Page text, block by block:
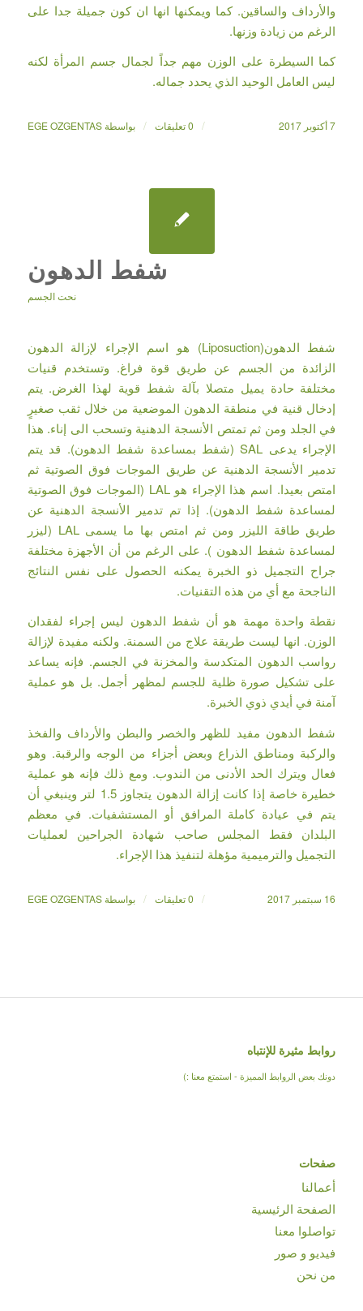
والأرداف والساقين. كما ويمكنها انها ان كون جميلة جدا على
الرغم من زيادة وزنها.
كما السيطرة على الوزن مهم جداً لجمال جسم المرأة لكنه
ليس العامل الوحيد الذي يحدد جماله.
7 أكتوبر 2017 / 0 تعليقات / بواسطةEGE OZGENTAS
شفط الدهون
نحت الجسم
شفط الدهون(Liposuction) هو اسم الإجراء لإزالة الدهون
الزائدة من الجسم عن طريق قوة فراغ. وتستخدم قنيات
مختلفة حادة يميل متصلا بآلة شفط قوية لهذا الغرض. يتم
إدخال قنية في منطقة الدهون الموضعية من خلال ثقب صغيرٍ
في الجلد ومن ثم تمتص الأنسجة الدهنية وتسحب الى إناء. هذا
الإجراء يدعى SAL (شفط بمساعدة شفط الدهون). قد يتم
تدمير الأنسجة الدهنية عن طريق الموجات فوق الصوتية ثم
امتص بعيدا. اسم هذا الإجراء هو LAL (الموجات فوق الصوتية
لمساعدة شفط الدهون). إذا تم تدمير الأنسجة الدهنية عن
طريق طاقة الليزر ومن ثم امتص بها ما يسمى LAL (ليزر
لمساعدة شفط الدهون ). على الرغم من أن الأجهزة مختلفة
جراح التجميل ذو الخبرة يمكنه الحصول على نفس النتائج
الناجحة مع أي من هذه التقنيات.
نقطة واحدة مهمة هو أن شفط الدهون ليس إجراء لفقدان
الوزن. انها ليست طريقة علاج من السمنة. ولكنه مفيدة لإزالة
رواسب الدهون المتكدسة والمخزنة في الجسم. فإنه يساعد
على تشكيل صورة ظلية للجسم لمظهر أجمل. بل هو عملية
آمنة في أيدي ذوي الخبرة.
شفط الدهون مفيد للظهر والخصر والبطن والأرداف والفخذ
والركبة ومناطق الذراع وبعض أجزاء من الوجه والرقبة. وهو
فعال ويترك الحد الأدنى من الندوب. ومع ذلك فإنه هو عملية
خطيرة خاصة إذا كانت إزالة الدهون يتجاوز 1.5 لتر وينبغي أن
يتم في عيادة كاملة المرافق أو المستشفيات. في معظم
البلدان فقط المجلس صاحب شهادة الجراحين لعمليات
التجميل والترميمية مؤهلة لتنفيذ هذا الإجراء.
16 سبتمبر 2017 / 0 تعليقات / بواسطةEGE OZGENTAS
روابط مثيرة للإنتباه
دونك بعض الروابط المميزة - استمتع معنا :)
صفحات
أعمالنا
الصفحة الرئيسية
تواصلوا معنا
فيديو و صور
من نحن